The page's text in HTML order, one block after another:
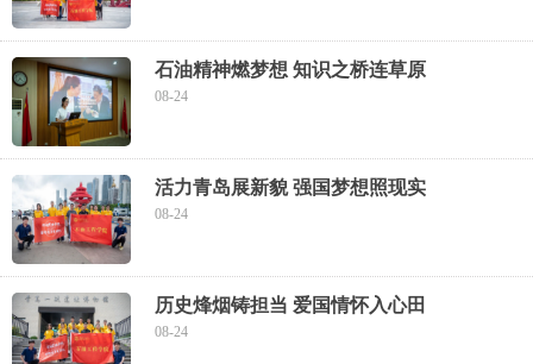
石油精神燃梦想 知识之桥连草原
08-24
活力青岛展新貌 强国梦想照现实
08-24
历史烽烟铸担当 爱国情怀入心田
08-24